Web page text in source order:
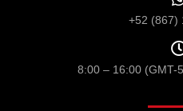
+52 (867)
8:00 – 16:00 (GMT-